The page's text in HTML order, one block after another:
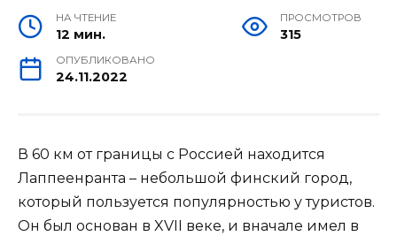
НА ЧТЕНИЕ
12 мин.
ПРОСМОТРОВ
315
ОПУБЛИКОВАНО
24.11.2022
В 60 км от границы с Россией находится
Лаппеенранта – небольшой финский город,
который пользуется популярностью у туристов.
Он был основан в XVII веке, и вначале имел в